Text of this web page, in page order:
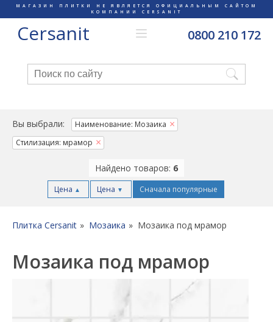
МАГАЗИН ПЛИТКИ НЕ ЯВЛЯЕТСЯ ОФИЦИАЛЬНЫМ САЙТОМ
КОМПАНИИ CERSANIT
Cersanit 0800 210 172
Вы выбрали:
Наименование: Мозаика
Стилизация: мрамор
Найдено товаров: 6
Цена ▲ Цена ▼ Сначала популярные
Плитка Cersanit Мозаика Мозаика под мрамор
Мозаика под мрамор